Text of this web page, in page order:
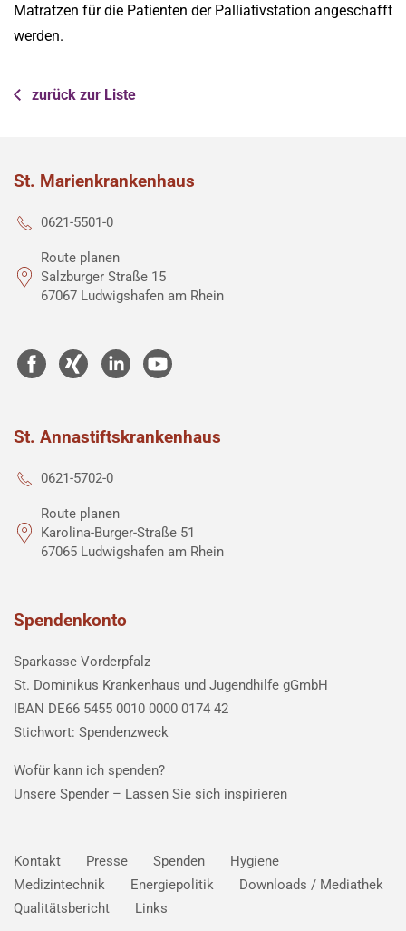
Matratzen für die Patienten der Palliativstation angeschafft
werden.
zurück zur Liste
St. Marienkrankenhaus
0621-5501-0
Route planen
Salzburger Straße 15
67067 Ludwigshafen am Rhein
St. Annastiftskrankenhaus
0621-5702-0
Route planen
Karolina-Burger-Straße 51
67065 Ludwigshafen am Rhein
Spendenkonto
Sparkasse Vorderpfalz
St. Dominikus Krankenhaus und Jugendhilfe gGmbH
IBAN DE66 5455 0010 0000 0174 42
Stichwort: Spendenzweck
Wofür kann ich spenden?
Unsere Spender – Lassen Sie sich inspirieren
Kontakt Presse Spenden
Hygiene
Medizintechnik
Energiepolitik
Downloads / Mediathek
Qualitätsbericht
Links